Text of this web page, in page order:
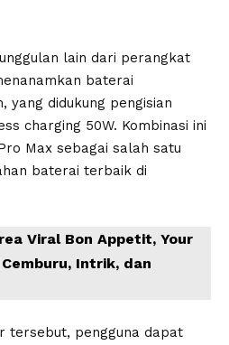
lain dari perangkat
baterai
yang didukung pengisian
charging 50W. Kombinasi ini
Max sebagai salah satu
baterai terbaik di
Viral Bon Appetit, Your
Intrik, dan
tersebut, pengguna dapat